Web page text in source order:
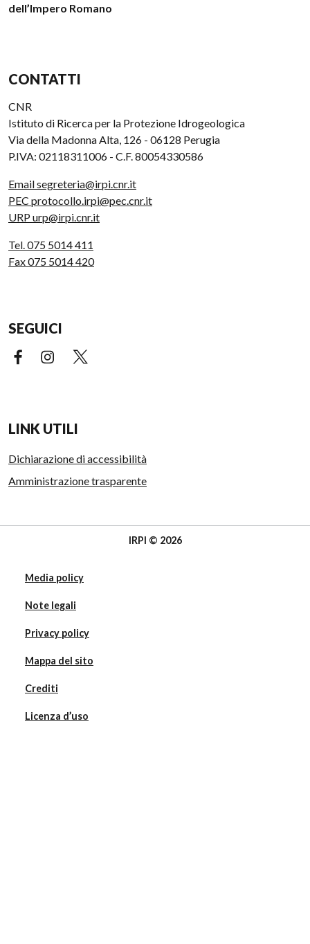
dell’Impero Romano
CONTATTI
CNR
Istituto di Ricerca per la Protezione Idrogeologica
Via della Madonna Alta, 126 - 06128 Perugia
P.IVA: 02118311006 - C.F. 80054330586
Email segreteria@irpi.cnr.it
PEC protocollo.irpi@pec.cnr.it
URP urp@irpi.cnr.it
Tel. 075 5014 411
Fax 075 5014 420
SEGUICI
Facebook (link esterno)
Instagram (link esterno)
LINK UTILI
Dichiarazione di accessibilità
Amministrazione trasparente
IRPI © 2026
Media policy
Note legali
Privacy policy
Mappa del sito
Crediti
Licenza d’uso